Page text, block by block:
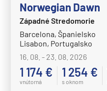
Norwegian Dawn
Západné Stredomorie
Barcelona, Španielsko
Lisabon, Portugalsko
16. 08. - 23. 08. 2026
1 174 €
vnútorná
1 254 €
s oknom